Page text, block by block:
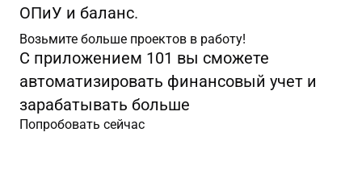
ОПиУ и баланс.
Возьмите больше проектов в работу!
С приложением 101 вы сможете
автоматизировать финансовый учет и
зарабатывать больше
Попробовать сейчас